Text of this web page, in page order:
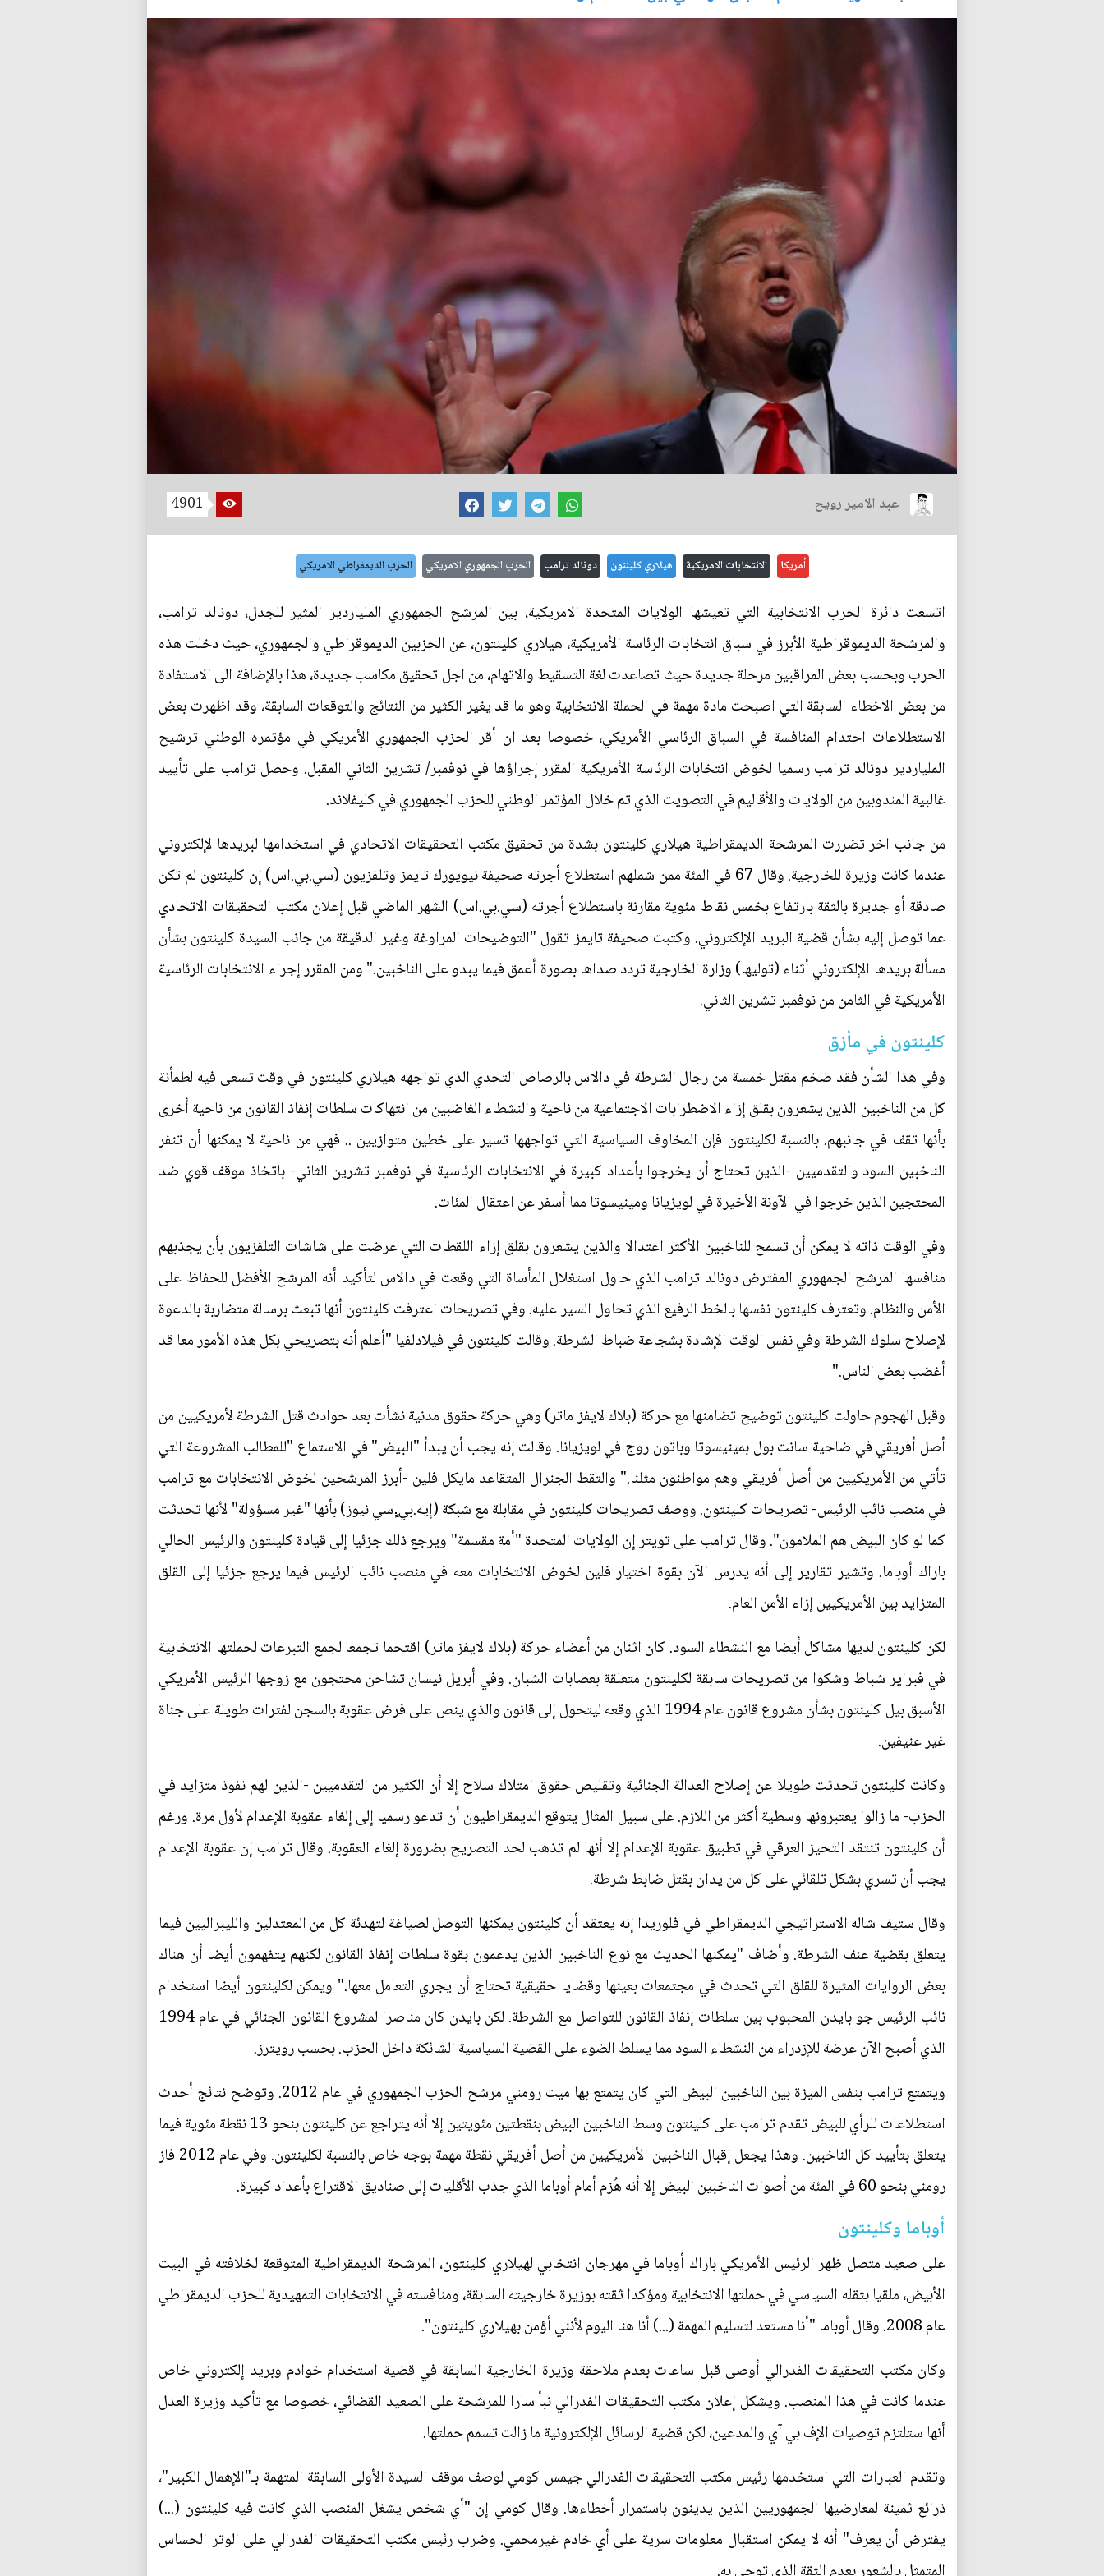
عبد الامير رويح 4901
أمريكا الانتخابات الامريكية هيلاري كلينتون دونالد ترامب الحزب الجمهوري الامريكي الحزب الديمقراطي الامريكي
اتسعت دائرة الحرب الانتخابية التي تعيشها الولايات المتحدة الامريكية، بين المرشح الجمهوري الملياردير المثير للجدل، دونالد ترامب،
والمرشحة الديموقراطية الأبرز في سباق انتخابات الرئاسة الأمريكية، هيلاري كلينتون، عن الحزبين الديموقراطي والجمهوري، حيث دخلت هذه
الحرب وبحسب بعض المراقبين مرحلة جديدة حيث تصاعدت لغة التسقيط والاتهام، من اجل تحقيق مكاسب جديدة، هذا بالإضافة الى الاستفادة
من بعض الاخطاء السابقة التي اصبحت مادة مهمة في الحملة الانتخابية وهو ما قد يغير الكثير من النتائج والتوقعات السابقة، وقد اظهرت بعض
الاستطلاعات احتدام المنافسة في السباق الرئاسي الأمريكي، خصوصا بعد ان أقر الحزب الجمهوري الأمريكي في مؤتمره الوطني ترشيح
الملياردير دونالد ترامب رسميا لخوض انتخابات الرئاسة الأمريكية المقرر إجراؤها في نوفمبر/ تشرين الثاني المقبل. وحصل ترامب على تأييد
غالبية المندوبين من الولايات والأقاليم في التصويت الذي تم خلال المؤتمر الوطني للحزب الجمهوري في كليفلاند.
من جانب اخر تضررت المرشحة الديمقراطية هيلاري كلينتون بشدة من تحقيق مكتب التحقيقات الاتحادي في استخدامها لبريدها لإلكتروني
عندما كانت وزيرة للخارجية. وقال 67 في المئة ممن شملهم استطلاع أجرته صحيفة نيويورك تايمز وتلفزيون (سي.بي.اس) إن كلينتون لم تكن
صادقة أو جديرة بالثقة بارتفاع بخمس نقاط مئوية مقارنة باستطلاع أجرته (سي.بي.اس) الشهر الماضي قبل إعلان مكتب التحقيقات الاتحادي
عما توصل إليه بشأن قضية البريد الإلكتروني. وكتبت صحيفة تايمز تقول "التوضيحات المراوغة وغير الدقيقة من جانب السيدة كلينتون بشأن
مسألة بريدها الإلكتروني أثناء (توليها) وزارة الخارجية تردد صداها بصورة أعمق فيما يبدو على الناخبين." ومن المقرر إجراء الانتخابات الرئاسية
الأمريكية في الثامن من نوفمبر تشرين الثاني.
كلينتون في مأزق
وفي هذا الشأن فقد ضخم مقتل خمسة من رجال الشرطة في دالاس بالرصاص التحدي الذي تواجهه هيلاري كلينتون في وقت تسعى فيه لطمأنة
كل من الناخبين الذين يشعرون بقلق إزاء الاضطرابات الاجتماعية من ناحية والنشطاء الغاضبين من انتهاكات سلطات إنفاذ القانون من ناحية أخرى
بأنها تقف في جانبهم. بالنسبة لكلينتون فإن المخاوف السياسية التي تواجهها تسير على خطين متوازيين .. فهي من ناحية لا يمكنها أن تنفر
الناخبين السود والتقدميين -الذين تحتاج أن يخرجوا بأعداد كبيرة في الانتخابات الرئاسية في نوفمبر تشرين الثاني- باتخاذ موقف قوي ضد
المحتجين الذين خرجوا في الآونة الأخيرة في لويزيانا ومينيسوتا مما أسفر عن اعتقال المئات.
وفي الوقت ذاته لا يمكن أن تسمح للناخبين الأكثر اعتدالا والذين يشعرون بقلق إزاء اللقطات التي عرضت على شاشات التلفزيون بأن يجذبهم
منافسها المرشح الجمهوري المفترض دونالد ترامب الذي حاول استغلال المأساة التي وقعت في دالاس لتأكيد أنه المرشح الأفضل للحفاظ على
الأمن والنظام. وتعترف كلينتون نفسها بالخط الرفيع الذي تحاول السير عليه. وفي تصريحات اعترفت كلينتون أنها تبعث برسالة متضاربة بالدعوة
لإصلاح سلوك الشرطة وفي نفس الوقت الإشادة بشجاعة ضباط الشرطة. وقالت كلينتون في فيلادلفيا "أعلم أنه بتصريحي بكل هذه الأمور معا قد
أغضب بعض الناس."
وقبل الهجوم حاولت كلينتون توضيح تضامنها مع حركة (بلاك لايفز ماتر) وهي حركة حقوق مدنية نشأت بعد حوادث قتل الشرطة لأمريكيين من
أصل أفريقي في ضاحية سانت بول بمينيسوتا وباتون روج في لويزيانا. وقالت إنه يجب أن يبدأ "البيض" في الاستماع "للمطالب المشروعة التي
تأتي من الأمريكيين من أصل أفريقي وهم مواطنون مثلنا." والتقط الجنرال المتقاعد مايكل فلين -أبرز المرشحين لخوض الانتخابات مع ترامب
في منصب نائب الرئيس- تصريحات كلينتون. ووصف تصريحات كلينتون في مقابلة مع شبكة (إيه.بي.ٍسي نيوز) بأنها "غير مسؤولة" لأنها تحدثت
كما لو كان البيض هم الملامون". وقال ترامب على تويتر إن الولايات المتحدة "أمة مقسمة" ويرجع ذلك جزئيا إلى قيادة كلينتون والرئيس الحالي
باراك أوباما. وتشير تقارير إلى أنه يدرس الآن بقوة اختيار فلين لخوض الانتخابات معه في منصب نائب الرئيس فيما يرجع جزئيا إلى القلق
المتزايد بين الأمريكيين إزاء الأمن العام.
لكن كلينتون لديها مشاكل أيضا مع النشطاء السود. كان اثنان من أعضاء حركة (بلاك لايفز ماتر) اقتحما تجمعا لجمع التبرعات لحملتها الانتخابية
في فبراير شباط وشكوا من تصريحات سابقة لكلينتون متعلقة بعصابات الشبان. وفي أبريل نيسان تشاحن محتجون مع زوجها الرئيس الأمريكي
الأسبق بيل كلينتون بشأن مشروع قانون عام 1994 الذي وقعه ليتحول إلى قانون والذي ينص على فرض عقوبة بالسجن لفترات طويلة على جناة
غير عنيفين.
وكانت كلينتون تحدثت طويلا عن إصلاح العدالة الجنائية وتقليص حقوق امتلاك سلاح إلا أن الكثير من التقدميين -الذين لهم نفوذ متزايد في
الحزب- ما زالوا يعتبرونها وسطية أكثر من اللازم. على سبيل المثال يتوقع الديمقراطيون أن تدعو رسميا إلى إلغاء عقوبة الإعدام لأول مرة. ورغم
أن كلينتون تنتقد التحيز العرقي في تطبيق عقوبة الإعدام إلا أنها لم تذهب لحد التصريح بضرورة إلغاء العقوبة. وقال ترامب إن عقوبة الإعدام
يجب أن تسري بشكل تلقائي على كل من يدان بقتل ضابط شرطة.
وقال ستيف شاله الاستراتيجي الديمقراطي في فلوريدا إنه يعتقد أن كلينتون يمكنها التوصل لصياغة لتهدئة كل من المعتدلين والليبراليين فيما
يتعلق بقضية عنف الشرطة. وأضاف "يمكنها الحديث مع نوع الناخبين الذين يدعمون بقوة سلطات إنفاذ القانون لكنهم يتفهمون أيضا أن هناك
بعض الروايات المثيرة للقلق التي تحدث في مجتمعات بعينها وقضايا حقيقية تحتاج أن يجري التعامل معها." ويمكن لكلينتون أيضا استخدام
نائب الرئيس جو بايدن المحبوب بين سلطات إنفاذ القانون للتواصل مع الشرطة. لكن بايدن كان مناصرا لمشروع القانون الجنائي في عام 1994
الذي أصبح الآن عرضة للإزدراء من النشطاء السود مما يسلط الضوء على القضية السياسية الشائكة داخل الحزب. بحسب رويترز.
ويتمتع ترامب بنفس الميزة بين الناخبين البيض التي كان يتمتع بها ميت رومني مرشح الحزب الجمهوري في عام 2012. وتوضح نتائج أحدث
استطلاعات للرأي للبيض تقدم ترامب على كلينتون وسط الناخبين البيض بنقطتين مئويتين إلا أنه يتراجع عن كلينتون بنحو 13 نقطة مئوية فيما
يتعلق بتأييد كل الناخبين. وهذا يجعل إقبال الناخبين الأمريكيين من أصل أفريقي نقطة مهمة بوجه خاص بالنسبة لكلينتون. وفي عام 2012 فاز
رومني بنحو 60 في المئة من أصوات الناخبين البيض إلا أنه هُزم أمام أوباما الذي جذب الأقليات إلى صناديق الاقتراع بأعداد كبيرة.
أوباما وكلينتون
على صعيد متصل ظهر الرئيس الأمريكي باراك أوباما في مهرجان انتخابي لهيلاري كلينتون، المرشحة الديمقراطية المتوقعة لخلافته في البيت
الأبيض، ملقيا بثقله السياسي في حملتها الانتخابية ومؤكدا ثقته بوزيرة خارجيته السابقة، ومنافسته في الانتخابات التمهيدية للحزب الديمقراطي
عام 2008. وقال أوباما "أنا مستعد لتسليم المهمة (...) أنا هنا اليوم لأنني أؤمن بهيلاري كلينتون".
وكان مكتب التحقيقات الفدرالي أوصى قبل ساعات بعدم ملاحقة وزيرة الخارجية السابقة في قضية استخدام خوادم وبريد إلكتروني خاص
عندما كانت في هذا المنصب. ويشكل إعلان مكتب التحقيقات الفدرالي نبأ سارا للمرشحة على الصعيد القضائي، خصوصا مع تأكيد وزيرة العدل
أنها ستلتزم توصيات الإف بي آي والمدعين، لكن قضية الرسائل الإلكترونية ما زالت تسمم حملتها.
وتقدم العبارات التي استخدمها رئيس مكتب التحقيقات الفدرالي جيمس كومي لوصف موقف السيدة الأولى السابقة المتهمة بـ"الإهمال الكبير"،
ذرائع ثمينة لمعارضيها الجمهوريين الذين يدينون باستمرار أخطاءها. وقال كومي إن "أي شخص يشغل المنصب الذي كانت فيه كلينتون (...)
يفترض أن يعرف" أنه لا يمكن استقبال معلومات سرية على أي خادم غيرمحمي. وضرب رئيس مكتب التحقيقات الفدرالي على الوتر الحساس